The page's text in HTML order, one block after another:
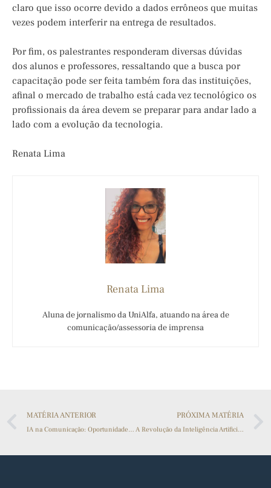
claro que isso ocorre devido a dados errôneos que muitas
vezes podem interferir na entrega de resultados.
Por fim, os palestrantes responderam diversas dúvidas
dos alunos e professores, ressaltando que a busca por
capacitação pode ser feita também fora das instituições,
afinal o mercado de trabalho está cada vez tecnológico os
profissionais da área devem se preparar para andar lado a
lado com a evolução da tecnologia.
Renata Lima
Renata Lima
Aluna de jornalismo da UniAlfa, atuando na área de
comunicação/assessoria de imprensa
MATÉRIA ANTERIOR
IA na Comunicação: Oportunidades e Desafios
PRÓXIMA MATÉRIA
A Revolução da Inteligência Artificial nas Áreas da Sociedade